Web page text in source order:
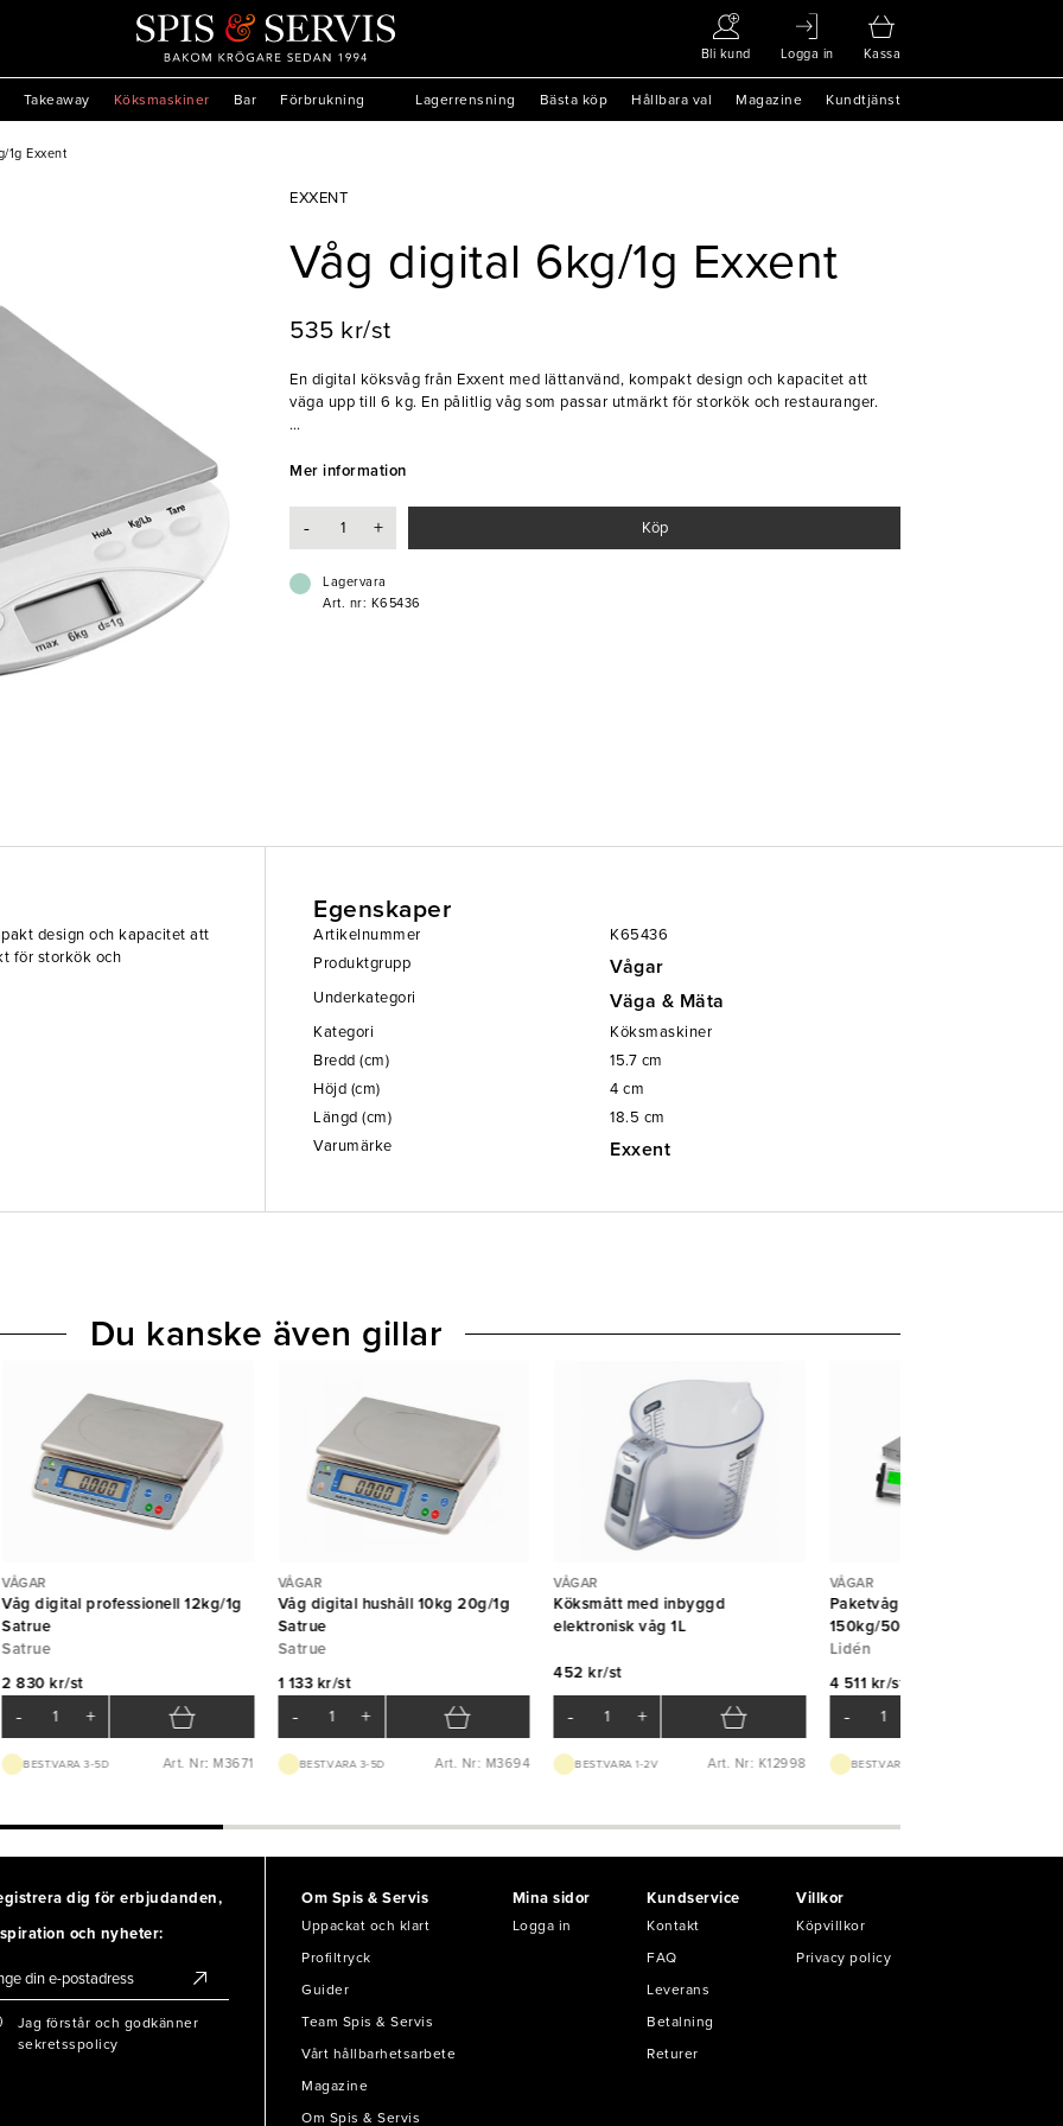
Bli kund Logga in Kassa
Takeaway Köksmaskiner Bar Förbrukning Lagerrensning Bästa köp Hållbara val Magazine Kundtjänst
1g Exxent
EXXENT
Våg digital 6kg/1g Exxent
535 kr/st
En digital köksvåg från Exxent med lättanvänd, kompakt design och kapacitet att
väga upp till 6 kg. En pålitlig våg som passar utmärkt för storkök och restauranger.
- Kapacitet: 6kg
Mer information
- + Köp
Lagervara
Art. nr: K65436
design och kapacitet att
för storkök och
Egenskaper
Artikelnummer
K65436
Produktgrupp
Vågar
Underkategori Väga & Mäta
Kategori
Köksmaskiner
Bredd (cm)
15.7 cm
Höjd (cm)
4 cm
Längd (cm)
18.5 cm
Varumärke
Exxent
VÅGAR
Våg digital professionell 12kg/1g
Satrue
Satrue
2 830 kr/st
- +
BEST.VARA 3-5D Art. Nr: M3671
VÅGAR
Våg digital hushåll 10kg 20g/1g
Satrue
Satrue
1 133 kr/st
- +
BEST.VARA 3-5D Art. Nr: M3694
VÅGAR
Köksmått med inbyggd
elektronisk våg 1L
452 kr/st
- +
BEST.VARA 1-2V Art. Nr: K12998
VÅGAR
Paketvåg elektronisk LE3
150kg/50g
Lidén
4 511 kr/st
-
BEST.VARA 3-5D
Du kanske även gillar
dig för erbjudanden,
och nyheter:
Jag förstår och godkänner
sekretsspolicy
Om Spis & Servis
Uppackat och klart
Profiltryck
Guider
Team Spis & Servis
Vårt hållbarhetsarbete
Magazine
Om Spis & Servis
Mina sidor
Logga in
Kundservice
Kontakt
FAQ
Leverans
Betalning
Returer
Villkor
Köpvillkor
Privacy policy